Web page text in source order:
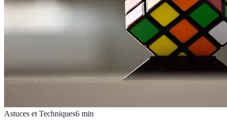
Astuces et Techniques6 min